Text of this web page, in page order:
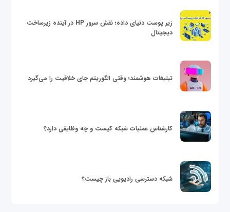
زیر پوست دنیای داده؛ نقش سرور HP در آینده زیرساخت
دیجیتال
تبلیغات هوشمند؛ وقتی الگوریتم جای خلاقیت را می‌گیرد
کارشناس عملیات شبکه کیست و چه وظایفی دارد؟
شبکه دسترسی رادیویی باز چیست؟